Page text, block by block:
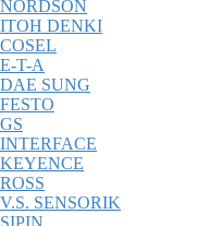
NORDSON
ITOH DENKI
COSEL
E-T-A
DAE SUNG
FESTO
GS
INTERFACE
KEYENCE
ROSS
V.S. SENSORIK
SIPIN